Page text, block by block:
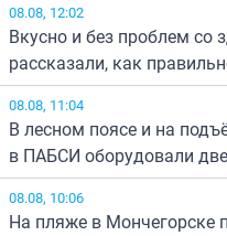
08.08, 12:02
Вкусно и без проблем со
рассказали, как
08.08, 11:04
В лесном поясе и на
в ПАБСИ оборудовали
08.08, 10:06
На пляже в Мончегорске